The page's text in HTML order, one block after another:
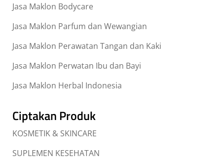
Jasa Maklon Bodycare
Jasa Maklon Parfum dan Wewangian
Jasa Maklon Perawatan Tangan dan Kaki
Jasa Maklon Perwatan Ibu dan Bayi
Jasa Maklon Herbal Indonesia
Ciptakan Produk
KOSMETIK & SKINCARE
SUPLEMEN KESEHATAN